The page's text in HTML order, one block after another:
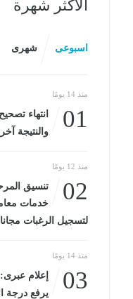
الأكثر شهرة
اسبوعى شهرى
منذ 14 يومًا
01
انتهاء
والنتيجة
منذ 12 يومًا
02
خدمات
لتسجيل الرغبات مجانا
منذ 14 يومًا
03
إعلام
يرفع درجة